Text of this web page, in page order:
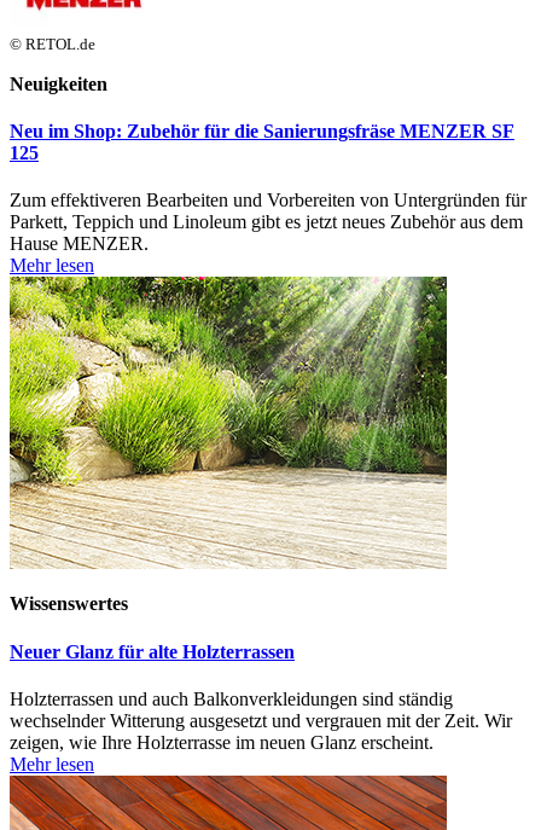
© RETOL.de
Neuigkeiten
Neu im Shop: Zubehör für die Sanierungsfräse MENZER SF
125
Zum effektiveren Bearbeiten und Vorbereiten von Untergründen für
Parkett, Teppich und Linoleum gibt es jetzt neues Zubehör aus dem
Hause MENZER.
Mehr lesen
Wissenswertes
Neuer Glanz für alte Holzterrassen
Holzterrassen und auch Balkonverkleidungen sind ständig
wechselnder Witterung ausgesetzt und vergrauen mit der Zeit. Wir
zeigen, wie Ihre Holzterrasse im neuen Glanz erscheint.
Mehr lesen